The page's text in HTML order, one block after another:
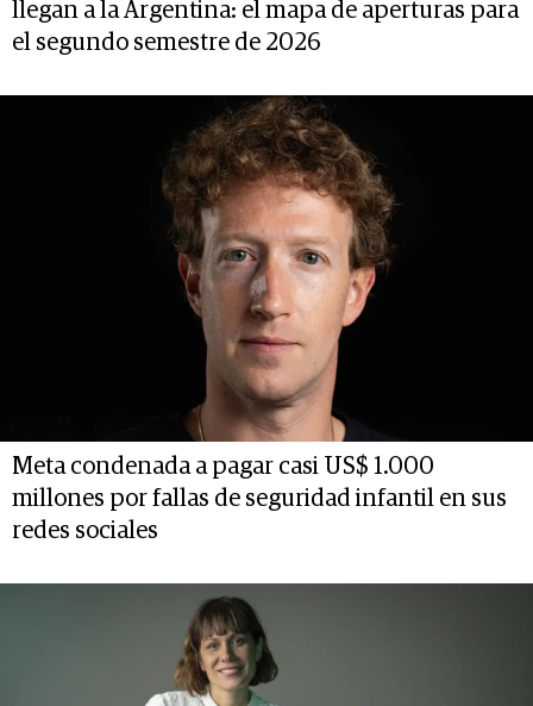
llegan a la Argentina: el mapa de aperturas para
el segundo semestre de 2026
Meta condenada a pagar casi US$ 1.000
millones por fallas de seguridad infantil en sus
redes sociales